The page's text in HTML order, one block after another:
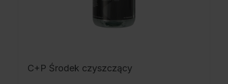
C+P Środek czyszczący